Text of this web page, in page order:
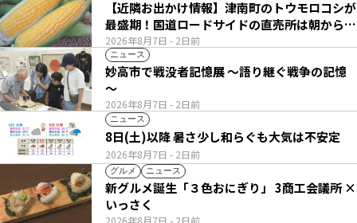
2026年8月7日 - 2日前
【近隣お出かけ情報】津南町のトウモロコシが
最盛期！国道ロードサイドの直売所は朝から長
い列
ニュース
2026年8月7日 - 2日前
妙高市で戦没者記憶展 ～語り継ぐ戦争の記憶
～
ニュース
2026年8月7日 - 2日前
8日(土)以降 暑さ少し和らぐも大気は不安定
グルメ ニュース
2026年8月7日 - 2日前
新グルメ誕生「３色おにぎり」 3商工会議所 ×
いっさく